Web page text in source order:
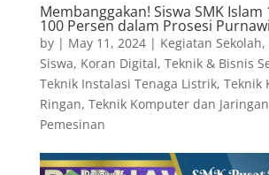
Membanggakan! Siswa SMK
100 Persen dalam Prosesi
by | May 11, 2024| Kegiatan Sekolah,
Siswa, Koran Digital, Teknik & Bisnis
Teknik Instalasi Tenaga Listrik, Teknik
Ringan, Teknik Komputer dan Jaringan
Pemesinan